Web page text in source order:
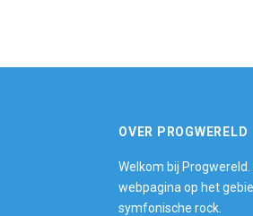
OVER PROGWERELD
Welkom bij
webpagina op het
symfonische rock.